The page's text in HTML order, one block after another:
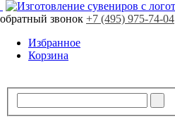
обратный звонок +7 (495) 975-74-04
Избранное
Корзина